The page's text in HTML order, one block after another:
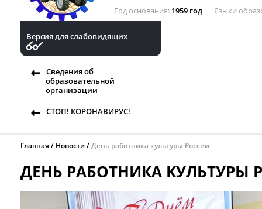
Год основания 1959 год Языки
Версия для слабовидящих
Сведения об
образовательной
организации
СТОП! КОРОНАВИРУС!
Главная Новости День работника культуры России
ДЕНЬ РАБОТНИКА КУЛЬТУРЫ